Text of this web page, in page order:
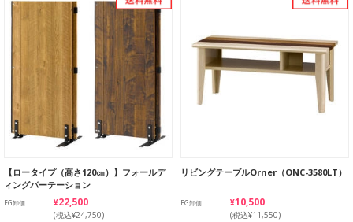
【ロータイプ（高さ120㎝）】フォールデ
ィングパーテーション
EG卸価 ¥22,500
(税込¥24,750)
リビングテーブルOrner（ONC-3580LT）
EG卸価 ¥10,500
(税込¥11,550)